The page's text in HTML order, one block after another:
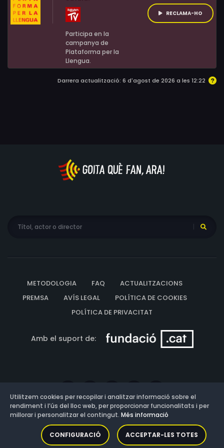
Participa en la
campanya de
Plataforma per la
Llengua.
RECLAMA-HO
Darrera actualització: 6 d'agost de 2026 a les 12:22
METODOLOGIA FAQ
ACTUALITZACIONS
PREMSA
AVÍS LEGAL
POLÍTICA DE COOKIES
POLÍTICA DE PRIVACITAT
Amb el suport de:
Versió: 3.13.0.202607011342
Utilitzem cookies per recopilar i analitzar informació sobre el
rendiment i l’ús del lloc web, per proporcionar funcionalitats i per
millorar i personalitzar el contingut. Més informació
CONFIGURACIÓ ACCEPTAR-LES TOTES